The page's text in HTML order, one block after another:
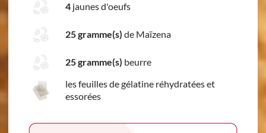
4 jaunes d'oeufs
25 gramme(s) de Maïzena
25 gramme(s) beurre
les feuilles de gélatine réhydratées et
essorées